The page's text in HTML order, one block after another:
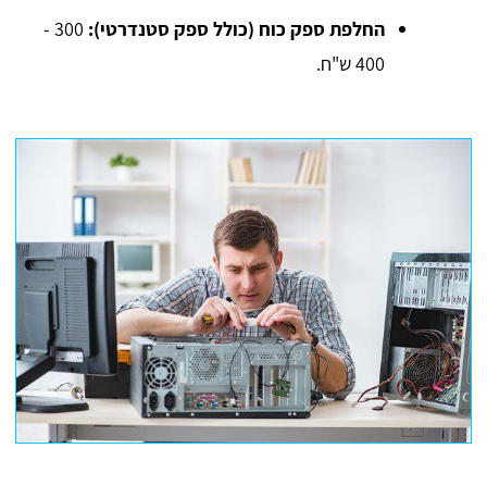
החלפת ספק כוח (כולל ספק סטנדרטי):
300 -
400 ש"ח.